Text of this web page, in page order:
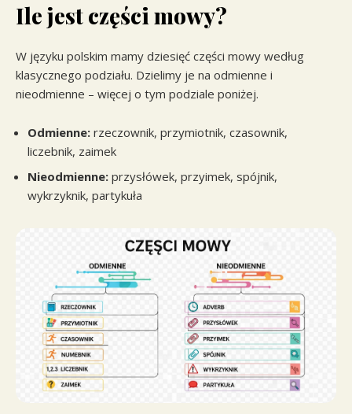
Ile jest części mowy?
W języku polskim mamy dziesięć części mowy według
klasycznego podziału. Dzielimy je na odmienne i
nieodmienne – więcej o tym podziale poniżej.
Odmienne: rzeczownik, przymiotnik, czasownik,
liczebnik, zaimek
Nieodmienne: przysłówek, przyimek, spójnik,
wykrzyknik, partykuła